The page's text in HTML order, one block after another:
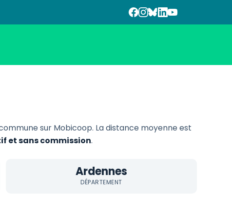
sur Mobicoop. La distance moyenne est
et sans commission.
Ardennes
DÉPARTEMENT